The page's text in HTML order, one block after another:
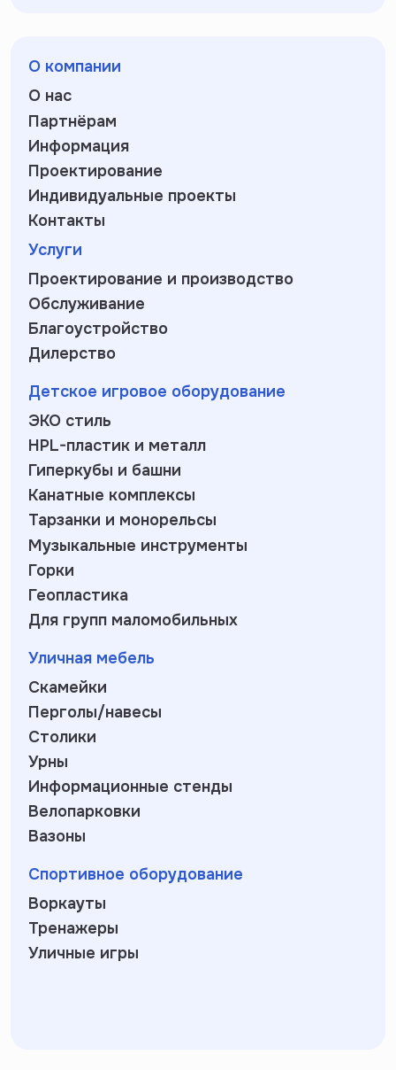
О компании
О нас
Партнёрам
Информация
Проектирование
Индивидуальные проекты
Контакты
Услуги
Проектирование и производство
Обслуживание
Благоустройство
Дилерство
Детское игровое оборудование
ЭКО стиль
HPL-пластик и металл
Гиперкубы и башни
Канатные комплексы
Тарзанки и монорельсы
Музыкальные инструменты
Горки
Геопластика
Для групп маломобильных
Уличная мебель
Скамейки
Перголы/навесы
Столики
Урны
Информационные стенды
Велопарковки
Вазоны
Спортивное оборудование
Воркауты
Тренажеры
Уличные игры